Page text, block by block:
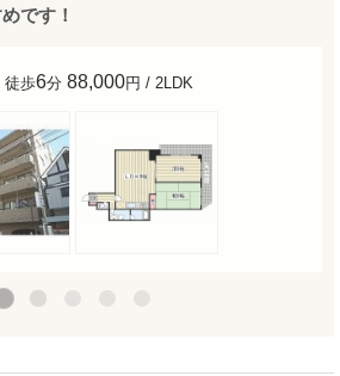
です！
歩11分86,000円 / 1LDK